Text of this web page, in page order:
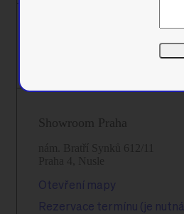
Showroom Praha
Otevření mapy
Rezervace termínu (je nutná)